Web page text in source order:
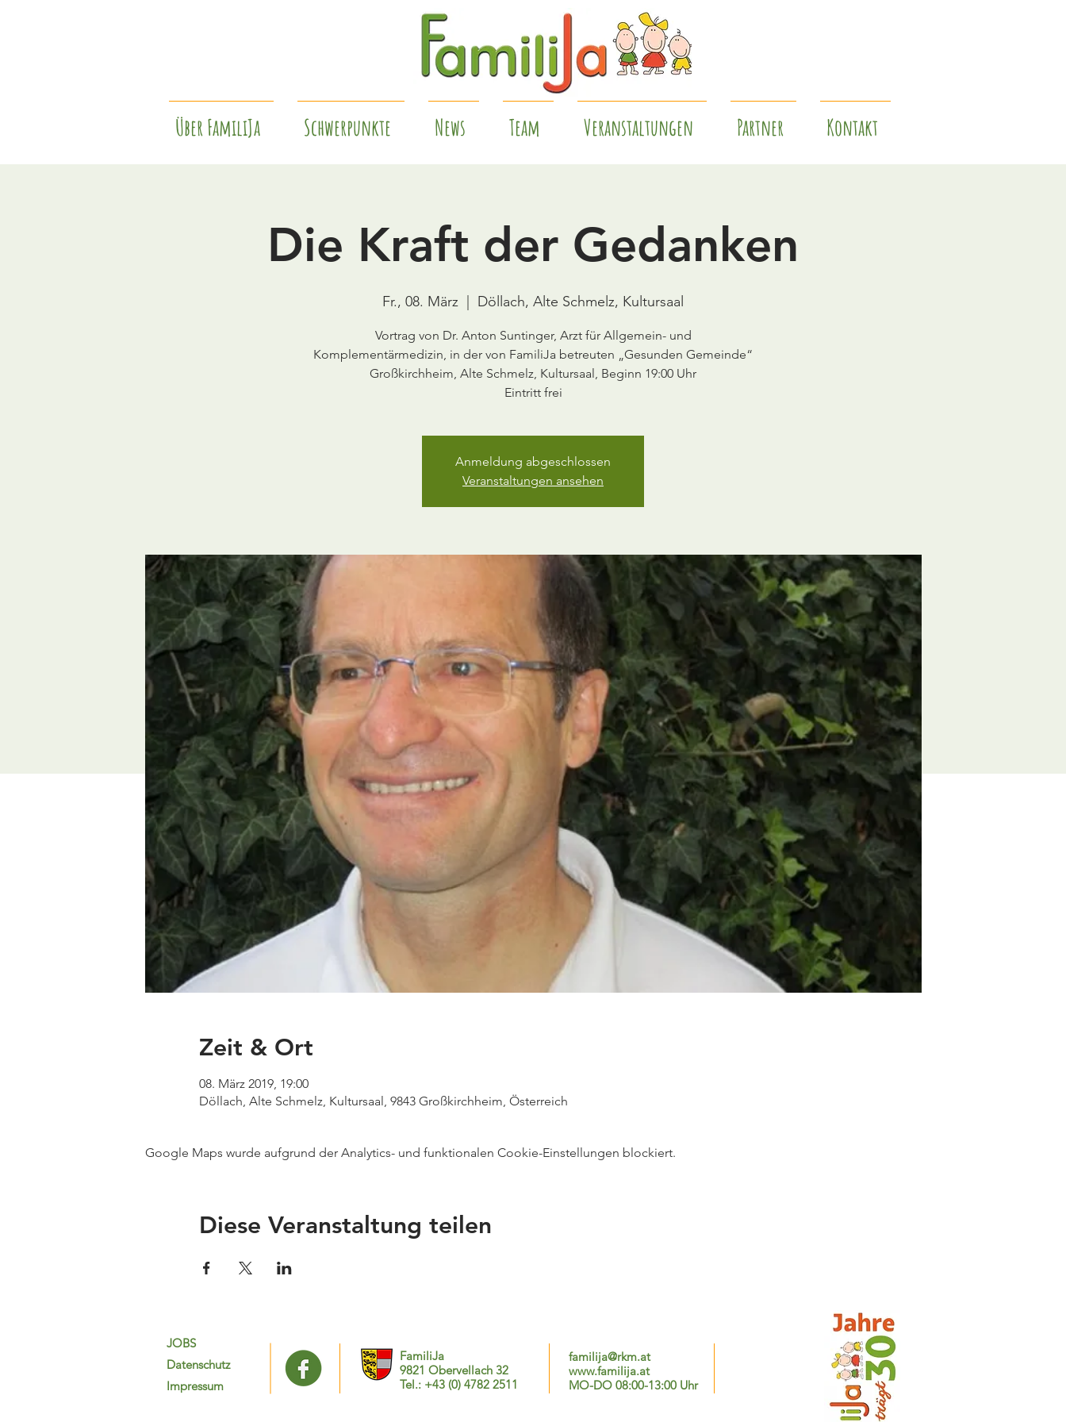
Über FamiliJa Schwerpunkte News Team Veranstaltungen Partner Kontakt
Die Kraft der Gedanken
Fr., 08. März Döllach, Alte Schmelz, Kultursaal
Vortrag von Dr. Anton Suntinger, Arzt für Allgemein- und
Komplementärmedizin, in der von FamiliJa betreuten „Gesunden Gemeinde“
Großkirchheim, Alte Schmelz, Kultursaal, Beginn 19:00 Uhr
Anmeldung abgeschlossen
Veranstaltungen ansehen
Zeit & Ort
08. März 2019, 19:00
Döllach, Alte Schmelz, Kultursaal, 9843 Großkirchheim, Österreich
Google Maps wurde aufgrund der Analytics- und funktionalen Cookie-Einstellungen blockiert.
Diese Veranstaltung teilen
JOBS
Datenschutz
Impressum
FamiliJa
9821 Obervellach 32
Tel.: +43 (0) 4782 2511
familija@rkm.at
www.familija.at
MO-DO 08:00-13:00 Uhr